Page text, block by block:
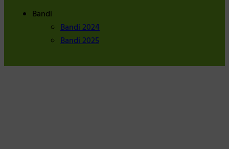
Bandi
Bandi 2024
Bandi 2025